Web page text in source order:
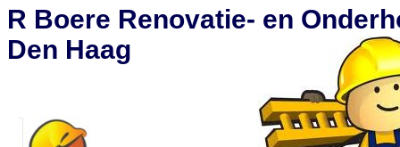
R Boere Renovatie- en
Den Haag